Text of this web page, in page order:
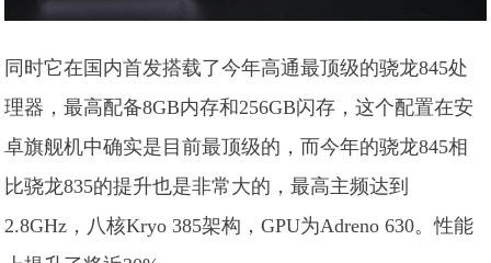
同时它在国内首发搭载了今年高通最顶级的骁龙845处
理器，最高配备8GB内存和256GB闪存，这个配置在安
卓旗舰机中确实是目前最顶级的，而今年的骁龙845相
比骁龙835的提升也是非常大的，最高主频达到
2.8GHz，八核Kryo 385架构，GPU为Adreno 630。性能